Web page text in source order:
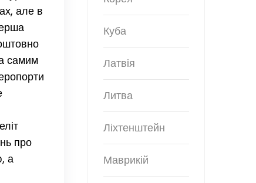
але в
самим
про
а
Куба
Латвія
Литва
Ліхтенштейн
Маврикій